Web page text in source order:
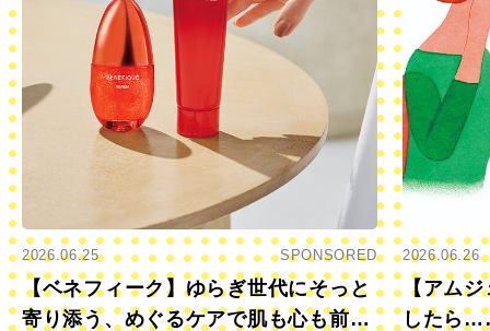
2026.06.25 SPONSORED
【ベネフィーク】ゆらぎ世代にそっと
寄り添う、めぐるケアで肌も心も前向
2026.06.26
【アムジ
したら